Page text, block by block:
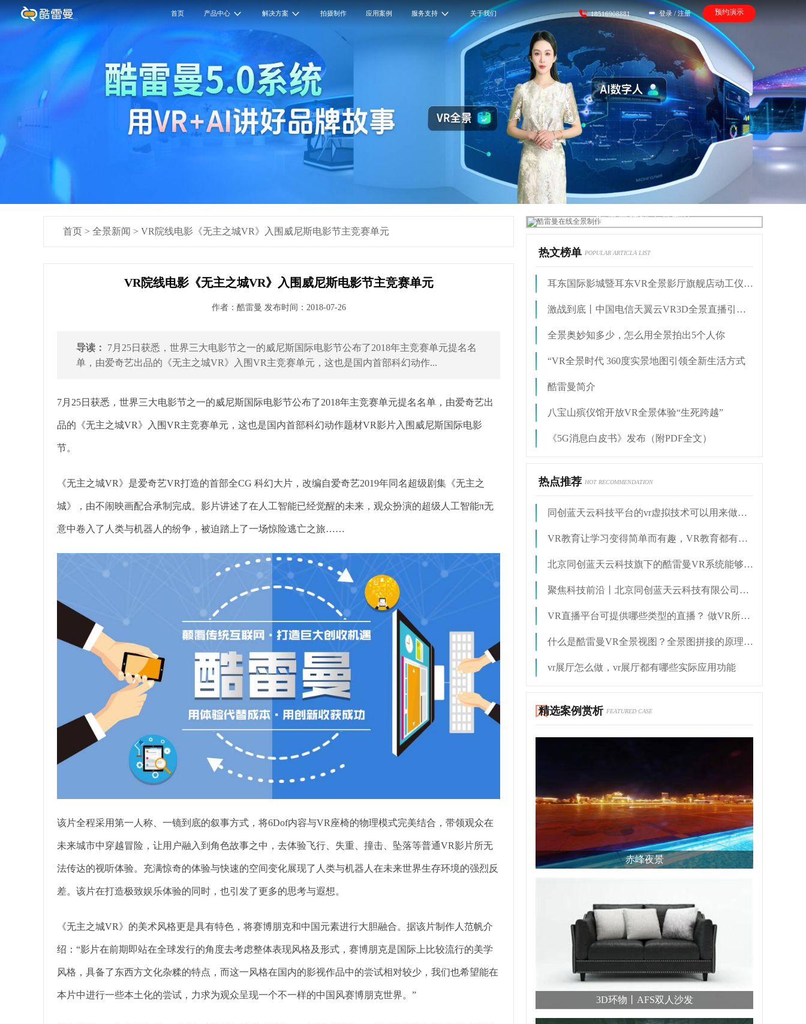
首页 产品中心 解决方案 拍摄制作 应用案例 服务支持 关于我们 18516908881 登录 / 注册 预约演示
首页 > 全景新闻 > VR院线电影《无主之城VR》入围威尼斯电影节主竞赛单元
VR院线电影《无主之城VR》入围威尼斯电影节主竞赛单元
作者：酷雷曼 发布时间：2018-07-26
导读：
7月25日获悉，世界三大电影节之一的威尼斯国际电影节公布了2018年主竞赛单元提名名
单，由爱奇艺出品的《无主之城VR》入围VR主竞赛单元，这也是国内首部科幻动作...
7月25日获悉，世界三大电影节之一的威尼斯国际电影节公布了2018年主竞赛单元提名名单，由爱奇艺出
品的《无主之城VR》入围VR主竞赛单元，这也是国内首部科幻动作题材VR影片入围威尼斯国际电影
节。
《无主之城VR》是爱奇艺VR打造的首部全CG 科幻大片，改编自爱奇艺2019年同名超级剧集《无主之
城》，由不闹映画配合承制完成。影片讲述了在人工智能已经觉醒的未来，观众扮演的超级人工智能π无
意中卷入了人类与机器人的纷争，被迫踏上了一场惊险逃亡之旅……
该片全程采用第一人称、一镜到底的叙事方式，将6Dof内容与VR座椅的物理模式完美结合，带领观众在
未来城市中穿越冒险，让用户融入到角色故事之中，去体验飞行、失重、撞击、坠落等普通VR影片所无
法传达的视听体验。充满惊奇的体验与快速的空间变化展现了人类与机器人在未来世界生存环境的强烈反
差。该片在打造极致娱乐体验的同时，也引发了更多的思考与遐想。
《无主之城VR》的美术风格更是具有特色，将赛博朋克和中国元素进行大胆融合。据该片制作人范帆介
绍：“影片在前期即站在全球发行的角度去考虑整体表现风格及形式，赛博朋克是国际上比较流行的美学
风格，具备了东西方文化杂糅的特点，而这一风格在国内的影视作品中的尝试相对较少，我们也希望能在
本片中进行一些本土化的尝试，力求为观众呈现一个不一样的中国风赛博朋克世界。”
酷雷曼在线全景制作
热文榜单 POPULAR ARTICLA LIST
耳东国际影城暨耳东VR全景影厅旗舰店动工仪式盛大举行
激战到底丨中国电信天翼云VR3D全景直播引燃拳击热火
全景奥妙知多少，怎么用全景拍出5个人你
“VR全景时代 360度实景地图引领全新生活方式
酷雷曼简介
八宝山殡仪馆开放VR全景体验“生死跨越”
《5G消息白皮书》发布（附PDF全文）
热点推荐 HOT RECOMMENDATION
同创蓝天云科技平台的vr虚拟技术可以用来做什么？
VR教育让学习变得简单而有趣，VR教育都有哪些优势？
北京同创蓝天云科技旗下的酷雷曼VR系统能够用在哪些领域
聚焦科技前沿丨北京同创蓝天云科技有限公司荣获2021世界VR产业大会云峰会VR/AR创新奖
VR直播平台可提供哪些类型的直播？ 做VR所需的技术支持
什么是酷雷曼VR全景视图？全景图拼接的原理是什么?
vr展厅怎么做，vr展厅都有哪些实际应用功能
精选案例赏析 FEATURED CASE
赤峰夜景
3D环物丨AFS双人沙发